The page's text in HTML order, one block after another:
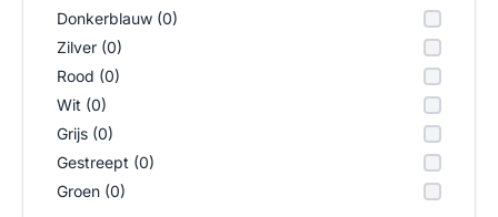
Donkerblauw (0)
Zilver (0)
Rood (0)
Wit (0)
Grijs (0)
Gestreept (0)
Groen (0)